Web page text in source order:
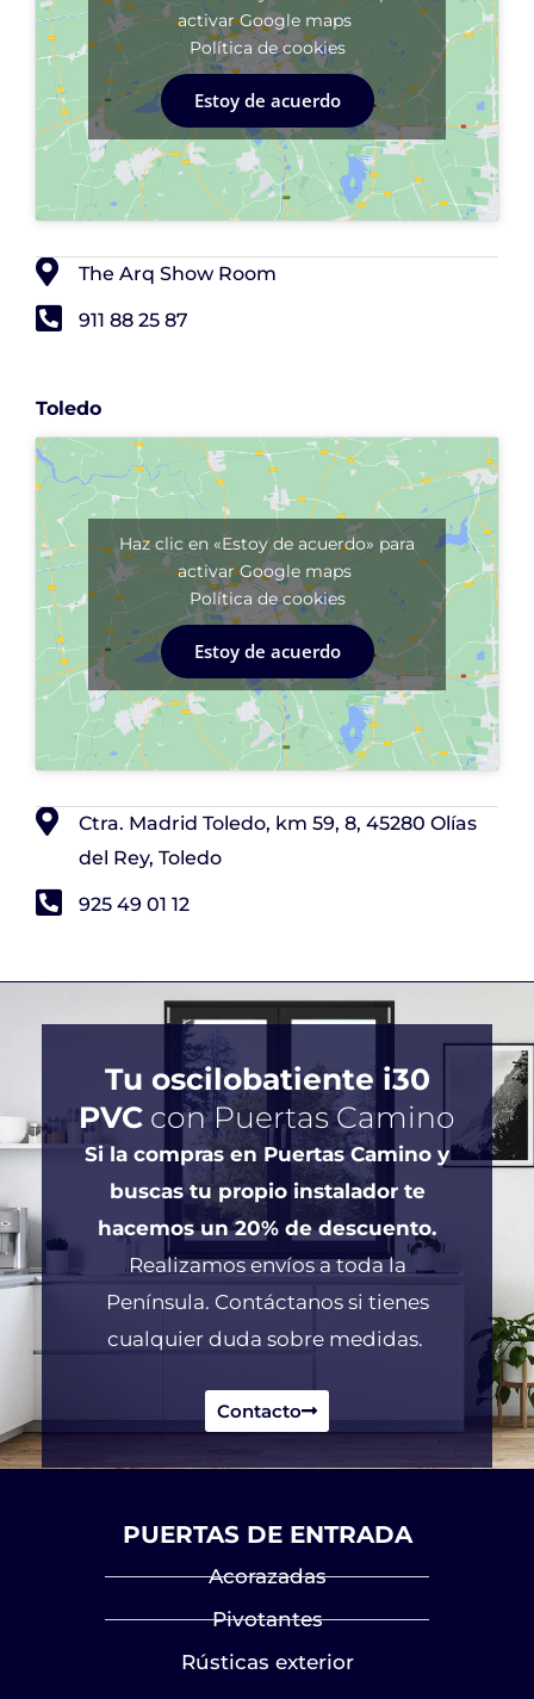
activar Google maps
Política de cookies
Estoy de acuerdo
The Arq Show Room
911 88 25 87
Toledo
Haz clic en «Estoy de acuerdo» para
activar Google maps
Política de cookies
Estoy de acuerdo
Ctra. Madrid Toledo, km 59, 8, 45280 Olías
del Rey, Toledo
925 49 01 12
Tu oscilobatiente i30
PVC con Puertas Camino
Si la compras en Puertas Camino y
buscas tu propio instalador te
hacemos un 20% de descuento.
Realizamos envíos a toda la
Península. Contáctanos si tienes
cualquier duda sobre medidas.
Contacto
PUERTAS DE ENTRADA
Acorazadas
Pivotantes
Rústicas exterior